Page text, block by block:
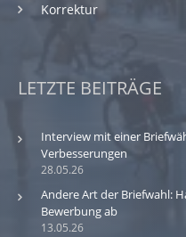
Korrektur
LETZTE BEITRÄGE
28.05.26
Interview mit einer
Verbesserungen
13.05.26
Andere Art der Briefwahl:
Bewerbung ab